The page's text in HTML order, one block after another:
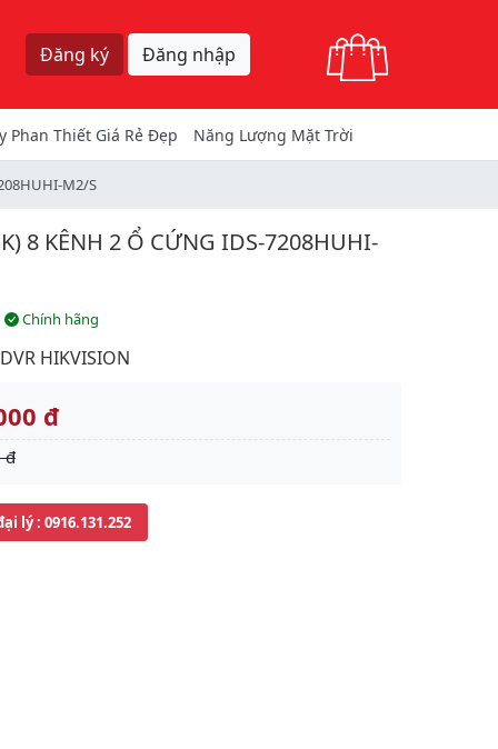
Đăng ký Đăng nhập
Phan Thiết Giá Rẻ Đẹp Năng Lượng Mặt Trời
M2/S
8 KÊNH 2 Ổ CỨNG IDS-7208HUHI-
Chính hãng
DVR HIKVISION
đ
đ
lý: 0916.131.252